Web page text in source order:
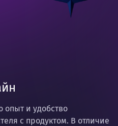
опыт и удобство
с продуктом. В отличие